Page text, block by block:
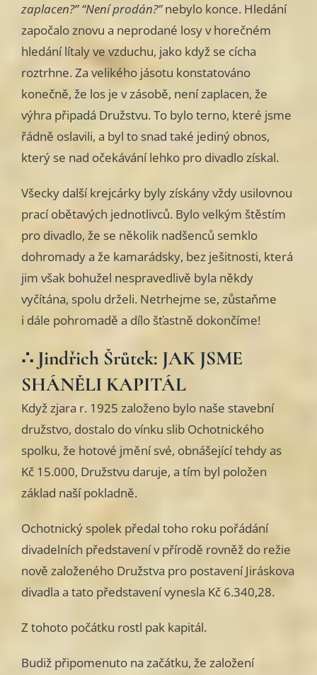
zaplacen?” “Není prodán?”nebylo konce. Hledání
započalo znovu a neprodané losy v horečném
hledání lítaly ve vzduchu, jako když se cícha
roztrhne. Za velikého jásotu konstatováno
konečně, že los je v zásobě, není zaplacen, že
výhra připadá Družstvu. To bylo terno, které jsme
řádně oslavili, a byl to snad také jediný obnos,
který se nad očekávání lehko pro divadlo získal.
Všecky další krejcárky byly získány vždy usilovnou
prací obětavých jednotlivců. Bylo velkým štěstím
pro divadlo, že se několik nadšenců semklo
dohromady a že kamarádsky, bez ješitnosti, která
jim však bohužel nespravedlivě byla někdy
vyčítána, spolu drželi. Netrhejme se, zůstaňme
i dále pohromadě a dílo šťastně dokončíme!
∴ Jindřich Šrůtek: JAK JSME
SHÁNĚLI KAPITÁL
Když zjara r. 1925 založeno bylo naše stavební
družstvo, dostalo do vínku slib Ochotnického
spolku, že hotové jmění své, obnášející tehdy as
Kč 15.000, Družstvu daruje, a tím byl položen
základ naší pokladně.
Ochotnický spolek předal toho roku pořádání
divadelních představení v přírodě rovněž do režie
nově založeného Družstva pro postavení Jiráskova
divadla a tato představení vynesla Kč 6.340,28.
Z tohoto počátku rostl pak kapitál.
Budiž připomenuto na začátku, že založení